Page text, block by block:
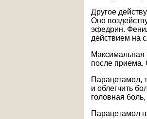
Другое
Оно
эфедрин.
действием на
Максимальная
после приема.
Парацетамол,
и облегчить
головная
Парацетамол